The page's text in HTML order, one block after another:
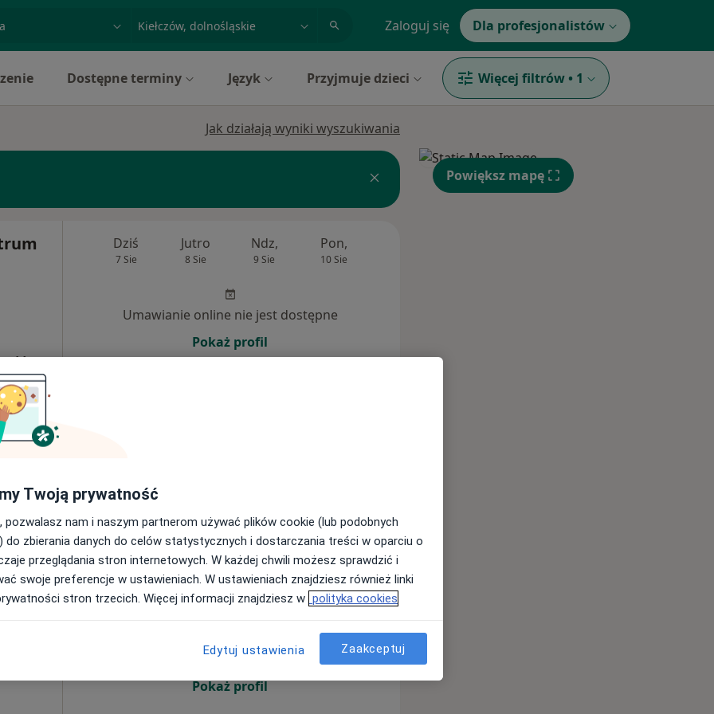
miasto lub dzielnica Zaloguj się Dla profesjonalistów
Dostępne terminy Język Przyjmuje dzieci Więcej filtrów • 1
Jak działają wyniki wyszukiwania
•Mapa
280 zł
Dziś
7 Sie
Jutro
8 Sie
Ndz,
9 Sie
Pon,
10 Sie
Umawianie online nie jest dostępne
Pokaż profil
Dziś
7 Sie
Jutro
8 Sie
Ndz,
9 Sie
Pon,
10 Sie
Wt,
11 Sie
Umawianie online nie jest dostępne
Pokaż profil
Powiększ mapę
Twoją prywatność
pozwalasz nam i naszym partnerom używać plików cookie (lub podobnych
do zbierania danych do celów statystycznych i dostarczania treści w oparciu o
przeglądania stron internetowych. W każdej chwili możesz sprawdzić i
swoje preferencje w ustawieniach. W ustawieniach znajdziesz również linki
stron trzecich. Więcej informacji znajdziesz w polityka cookies
Edytuj ustawienia Zaakceptuj